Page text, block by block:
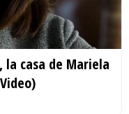
la casa de Mariela